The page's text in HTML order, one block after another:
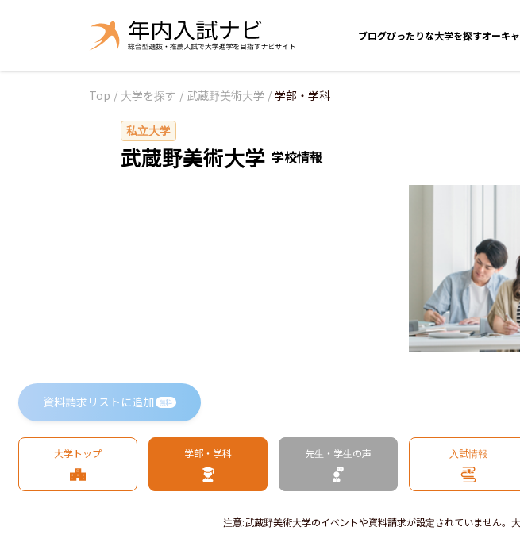
ブログぴったりな大学を探すオーキ
Top / 大学を探す / 武蔵野美術大学 / 学部・学科
私立大学
武蔵野美術大学 学校情報
資料請求リストに追加 無料
大学トップ 学部・学科 先生・学生の声 入試情報
注意:武蔵野美術大学のイベントや資料請求が設定されていません。